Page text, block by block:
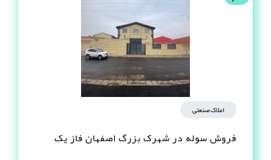
املاک صنعتی
فروش سوله در شهرک بزرگ اصفهان فاز یک